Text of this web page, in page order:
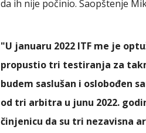
da ih nije počinio. Saopštenje
"U januaru 2022 ITF me je
propustio tri testiranja za
budem saslušan i oslobođen
od tri arbitra u junu 2022.
činjenicu da su tri nezavisna